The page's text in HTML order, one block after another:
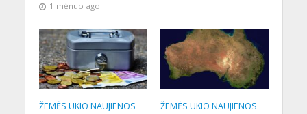
1 mėnuo ago
ŽEMĖS ŪKIO NAUJIENOS ŽEMĖS ŪKIO NAUJIENOS